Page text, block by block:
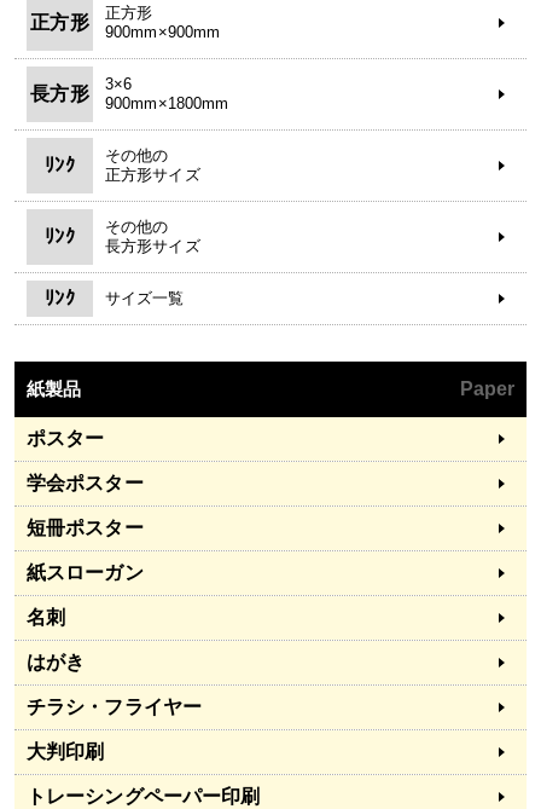
正方形
正方形
900mm×900mm
長方形
3×6
900mm×1800mm
ﾘﾝｸ
その他の
正方形サイズ
ﾘﾝｸ
その他の
長方形サイズ
ﾘﾝｸ サイズ一覧
紙製品 Paper
ポスター
学会ポスター
短冊ポスター
紙スローガン
名刺
はがき
チラシ・フライヤー
大判印刷
トレーシングペーパー印刷